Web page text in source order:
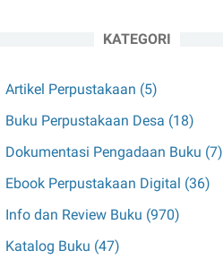
KATEGORI
Artikel Perpustakaan (5)
Buku Perpustakaan Desa (18)
Dokumentasi Pengadaan Buku (7)
Ebook Perpustakaan Digital (36)
Info dan Review Buku (970)
Katalog Buku (47)